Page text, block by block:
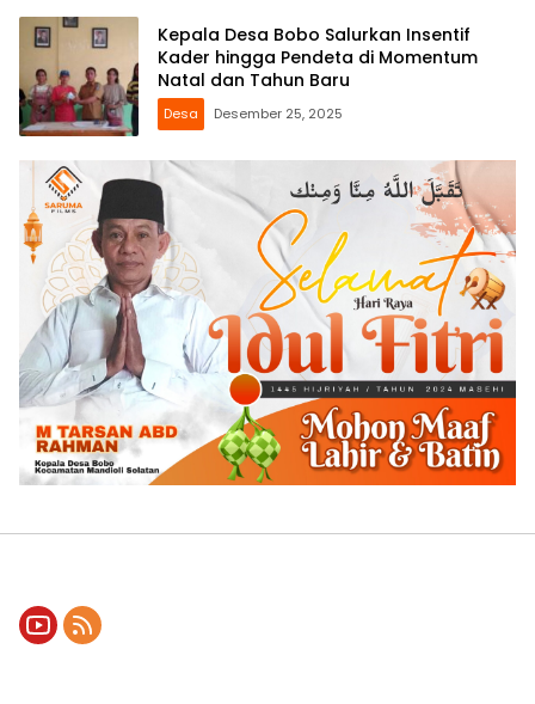
Kepala Desa Bobo Salurkan Insentif
Kader hingga Pendeta di Momentum
Natal dan Tahun Baru
Desa Desember 25, 2025